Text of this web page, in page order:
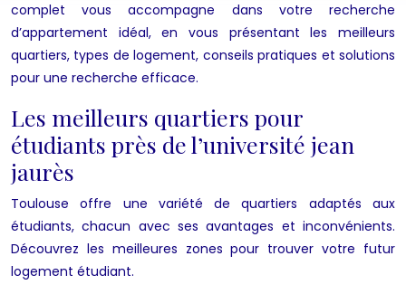
complet vous accompagne dans votre recherche
d’appartement idéal, en vous présentant les meilleurs
quartiers, types de logement, conseils pratiques et solutions
pour une recherche efficace.
Les meilleurs quartiers pour
étudiants près de l’université jean
jaurès
Toulouse offre une variété de quartiers adaptés aux
étudiants, chacun avec ses avantages et inconvénients.
Découvrez les meilleures zones pour trouver votre futur
logement étudiant.